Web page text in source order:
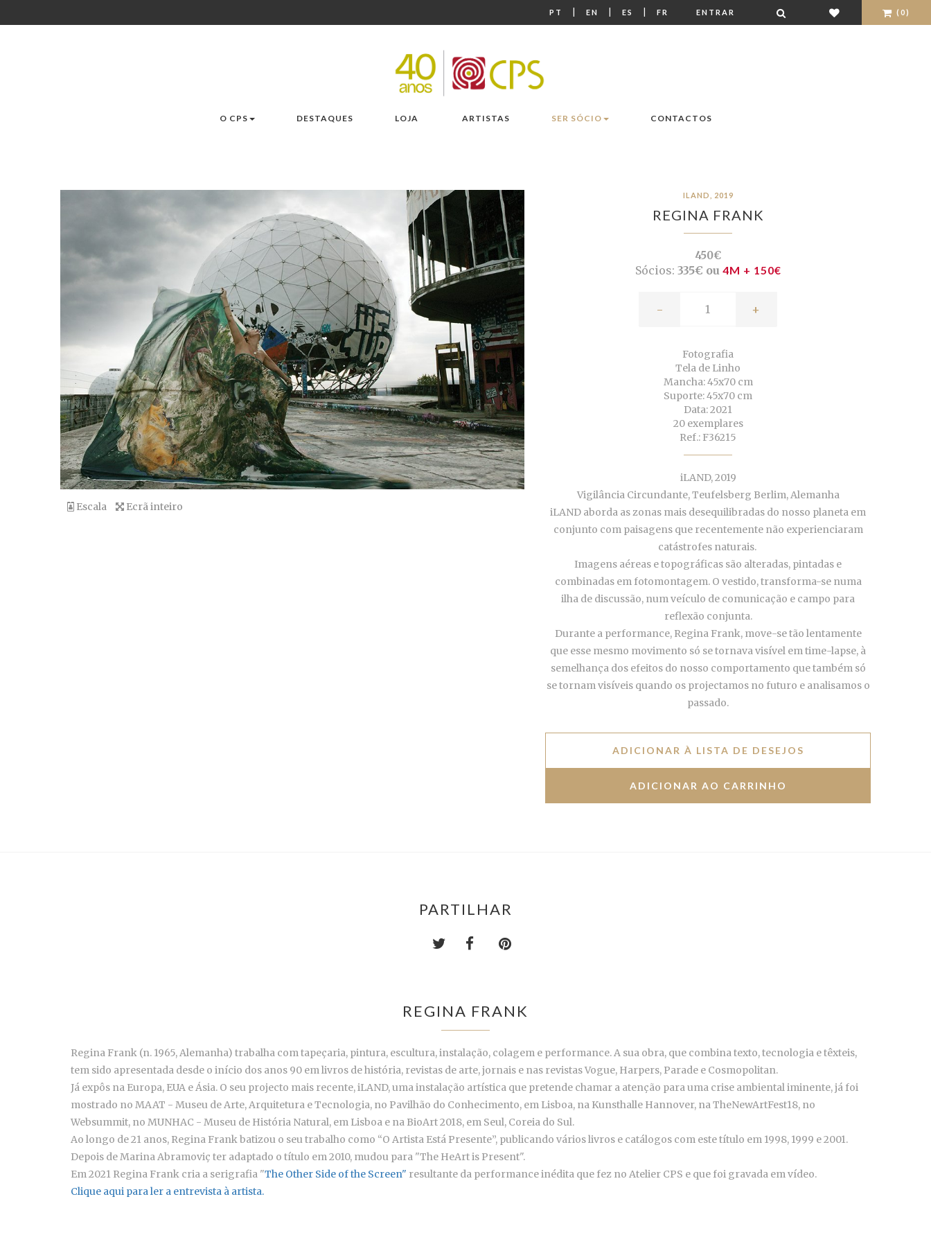
PT | EN | ES | FR ENTRAR (0)
O CPS DESTAQUES LOJA ARTISTAS SER SÓCIO CONTACTOS
Escala Ecrã inteiro
ILAND, 2019
REGINA FRANK
450€
Sócios: 335€ ou 4M + 150€
- +
Fotografia
Tela de Linho
Mancha: 45x70 cm
Suporte: 45x70 cm
Data: 2021
20 exemplares
Ref.: F36215
iLAND, 2019
Vigilância Circundante, Teufelsberg Berlim, Alemanha
iLAND aborda as zonas mais desequilibradas do nosso planeta em
conjunto com paisagens que recentemente não experienciaram
catástrofes naturais.
Imagens aéreas e topográficas são alteradas, pintadas e
combinadas em fotomontagem. O vestido, transforma-se numa
ilha de discussão, num veículo de comunicação e campo para
reflexão conjunta.
Durante a performance, Regina Frank, move-se tão lentamente
que esse mesmo movimento só se tornava visível em time-lapse, à
semelhança dos efeitos do nosso comportamento que também só
se tornam visíveis quando os projectamos no futuro e analisamos o
passado.
ADICIONAR À LISTA DE DESEJOS
PARTILHAR
REGINA FRANK
Regina Frank (n. 1965, Alemanha) trabalha com tapeçaria, pintura, escultura, instalação, colagem e performance. A sua obra, que combina texto, tecnologia e têxteis,
tem sido apresentada desde o início dos anos 90 em livros de história, revistas de arte, jornais e nas revistas Vogue, Harpers, Parade e Cosmopolitan.
Já expôs na Europa, EUA e Ásia. O seu projecto mais recente, iLAND, uma instalação artística que pretende chamar a atenção para uma crise ambiental iminente, já foi
mostrado no MAAT - Museu de Arte, Arquitetura e Tecnologia, no Pavilhão do Conhecimento, em Lisboa, na Kunsthalle Hannover, na TheNewArtFest18, no
Websummit, no MUNHAC - Museu de História Natural, em Lisboa e na BioArt 2018, em Seul, Coreia do Sul.
Ao longo de 21 anos, Regina Frank batizou o seu trabalho como “O Artista Está Presente”, publicando vários livros e catálogos com este título em 1998, 1999 e 2001.
Depois de Marina Abramoviç ter adaptado o título em 2010, mudou para "The HeArt is Present".
Em 2021 Regina Frank cria a serigrafia "The Other Side of the Screen" resultante da performance inédita que fez no Atelier CPS e que foi gravada em vídeo.
Clique aqui para ler a entrevista à artista.